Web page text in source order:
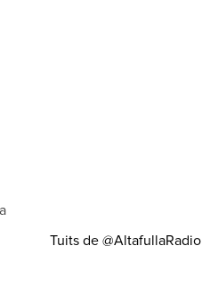
Tuits de @AltafullaRadio